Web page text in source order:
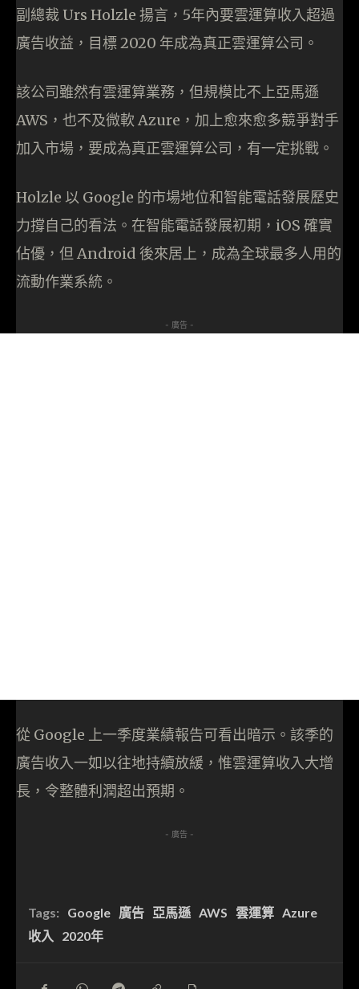
副總裁 Urs Holzle 揚言，5年內要雲運算收入超過
廣告收益，目標 2020 年成為真正雲運算公司。
該公司雖然有雲運算業務，但規模比不上亞馬遜
AWS，也不及微軟 Azure，加上愈來愈多競爭對手
加入市場，要成為真正雲運算公司，有一定挑戰。
Holzle 以 Google 的市場地位和智能電話發展歷史
力撐自己的看法。在智能電話發展初期，iOS 確實
佔優，但 Android 後來居上，成為全球最多人用的
流動作業系統。
- 廣告 -
從 Google 上一季度業績報告可看出暗示。該季的
廣告收入一如以往地持續放緩，惟雲運算收入大增
長，令整體利潤超出預期。
- 廣告 -
Tags: Google 廣告 亞馬遜 AWS 雲運算 Azure
收入
2020年